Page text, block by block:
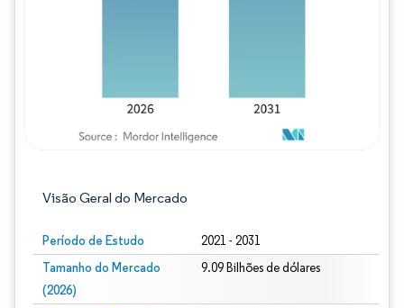
Visão Geral do Mercado
Período de Estudo 2021 - 2031
Tamanho do Mercado
(2026)
9.09 Bilhões de dólares